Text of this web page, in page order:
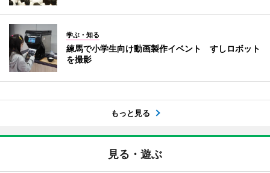
学ぶ・知る
練馬で小学生向け動画製作イベント すしロボット
を撮影
もっと見る
見る・遊ぶ